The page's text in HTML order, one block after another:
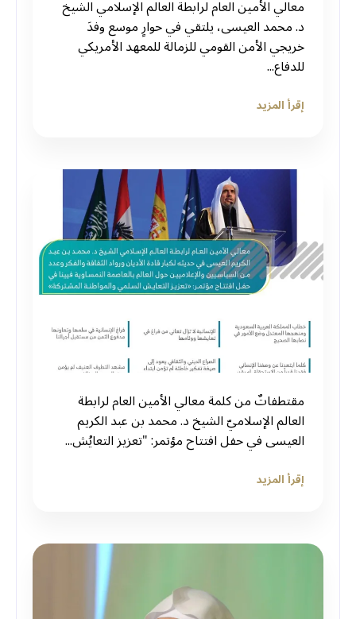
‏معالي الأمين العام لرابطة العالم الإسلامي الشيخ
د. محمد العيسى، يلتقي في حوارٍ موسع وفدَ
خريجي الأمن القومي للزمالة للمعهد الأمريكي
للدفاع...
إقرأ المزيد
مقتطفاتٌ من كلمة معالي الأمين العام لرابطة
العالم الإسلاميّ الشيخ د. محمد بن عبد الكريم
العيسى في حفل افتتاح مؤتمر: "تعزيز التعايُش...
إقرأ المزيد